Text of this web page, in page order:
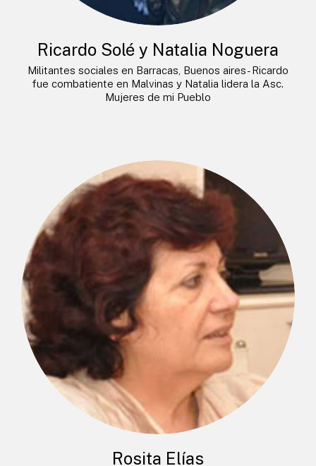
Ricardo Solé y Natalia Noguera
Militantes sociales en Barracas, Buenos aires- Ricardo
fue combatiente en Malvinas y Natalia lidera la Asc.
Mujeres de mi Pueblo
Rosita Elías